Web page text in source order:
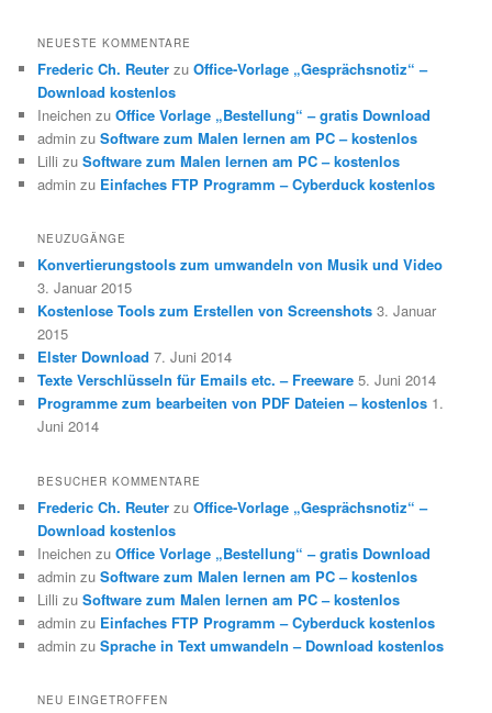
NEUESTE KOMMENTARE
Frederic Ch. Reuter zuOffice-Vorlage „Gesprächsnotiz“ –
Download kostenlos
Ineichen zuOffice Vorlage „Bestellung“ – gratis Download
admin zuSoftware zum Malen lernen am PC – kostenlos
Lilli zuSoftware zum Malen lernen am PC – kostenlos
admin zu Einfaches FTP Programm – Cyberduck kostenlos
NEUZUGÄNGE
Konvertierungstools zum umwandeln von Musik und Video
3. Januar 2015
Kostenlose Tools zum Erstellen von Screenshots 3. Januar
2015
Elster Download 7. Juni 2014
Texte Verschlüsseln für Emails etc. – Freeware 5. Juni 2014
Programme zum bearbeiten von PDF Dateien – kostenlos 1.
Juni 2014
BESUCHER KOMMENTARE
Frederic Ch. Reuter zuOffice-Vorlage „Gesprächsnotiz“ –
Download kostenlos
Ineichen zuOffice Vorlage „Bestellung“ – gratis Download
admin zuSoftware zum Malen lernen am PC – kostenlos
Lilli zuSoftware zum Malen lernen am PC – kostenlos
admin zu Einfaches FTP Programm – Cyberduck kostenlos
admin zuSprache in Text umwandeln – Download kostenlos
NEU EINGETROFFEN